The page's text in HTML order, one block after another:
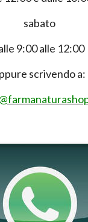
sabato
9:00 alle 12:00
scrivendo a: